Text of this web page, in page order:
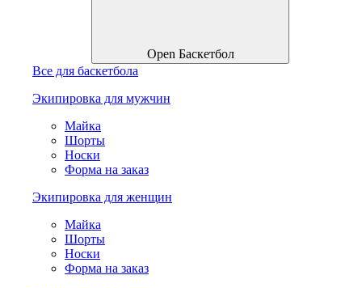
Open Баскетбол
Все для баскетбола
Экипировка для мужчин
Майка
Шорты
Носки
Форма на заказ
Экипировка для женщин
Майка
Шорты
Носки
Форма на заказ